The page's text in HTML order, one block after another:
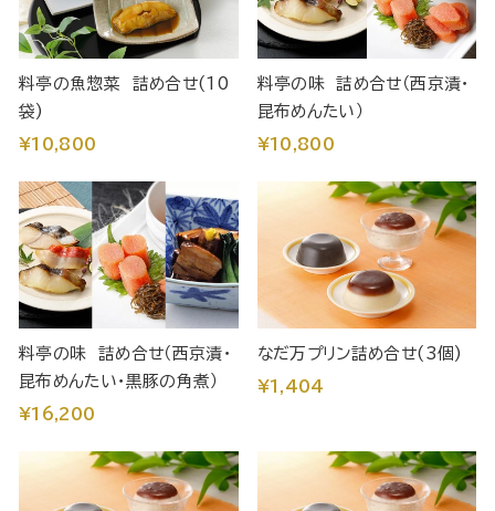
料亭の魚惣菜 詰め合せ(10
袋)
¥10,800
料亭の味 詰め合せ（西京漬・
昆布めんたい）
¥10,800
料亭の味 詰め合せ（西京漬・
昆布めんたい・黒豚の角煮）
¥16,200
なだ万プリン詰め合せ(3個)
¥1,404